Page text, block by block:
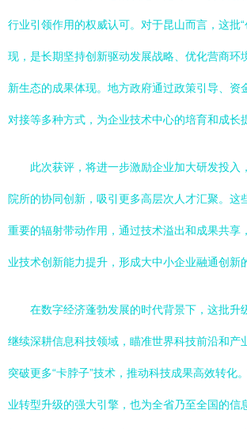
行业引领作用的权威认可。对于昆山而言，这批
现，是长期坚持创新驱动发展战略、优化营商环
新生态的成果体现。地方政府通过政策引导、资
对接等多种方式，为企业技术中心的培育和成长
此次获评，将进一步激励企业加大研发投入
院所的协同创新，吸引更多高层次人才汇聚。这
重要的辐射带动作用，通过技术溢出和成果共享
业技术创新能力提升，形成大中小企业融通创新
在数字经济蓬勃发展的时代背景下，这批升
继续深耕信息科技领域，瞄准世界科技前沿和产
突破更多“卡脖子”技术，推动科技成果高效转化
业转型升级的强大引擎，也为全省乃至全国的信